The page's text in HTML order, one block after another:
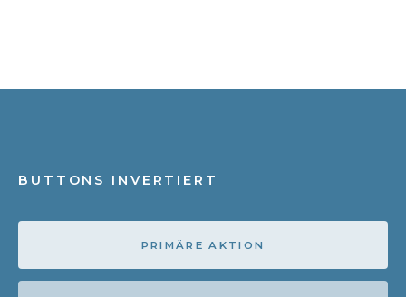
BUTTONS INVERTIERT
PRIMÄRE AKTION